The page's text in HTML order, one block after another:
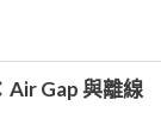
Air Gap 與離線